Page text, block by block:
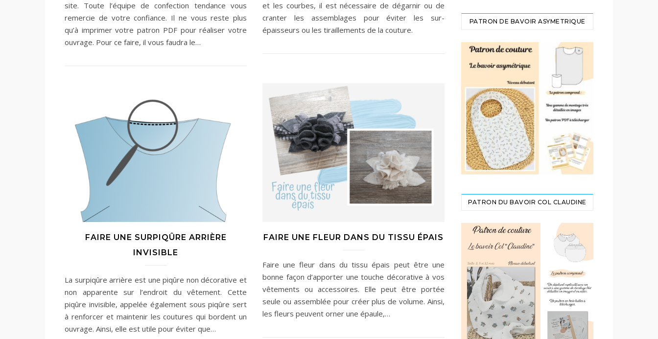
site. Toute l’équipe de confection tendance vous
remercie de votre confiance. Il ne vous reste plus
qu’à imprimer votre patron PDF pour réaliser votre
ouvrage. Pour ce faire, il vous faudra le…
et les courbes, il est nécessaire de dégarnir ou de
cranter les assemblages pour éviter les sur-
épaisseurs ou les tiraillements de la couture.
FAIRE UNE SURPIQÛRE ARRIÈRE
INVISIBLE
La surpiqûre arrière est une piqûre non décorative et
non apparente sur l’endroit du vêtement. Cette
piqûre invisible, appelée également sous piqûre sert
à renforcer et maintenir les coutures qui bordent un
ouvrage. Ainsi, elle est utile pour éviter que…
FAIRE UNE FLEUR DANS DU TISSU ÉPAIS
Faire une fleur dans du tissu épais peut être une
bonne façon d’apporter une touche décorative à vos
vêtements ou accessoires. Elle peut être portée
seule ou assemblée pour créer plus de volume. Ainsi,
les fleurs peuvent orner une épaule,…
PATRON DE BAVOIR ASYMETRIQUE
PATRON DU BAVOIR COL CLAUDINE